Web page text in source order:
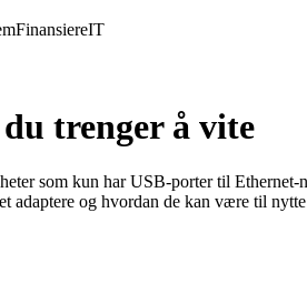
FinansiereIT
trenger å vite
som kun har USB-porter til
adaptere og hvordan de kan være til